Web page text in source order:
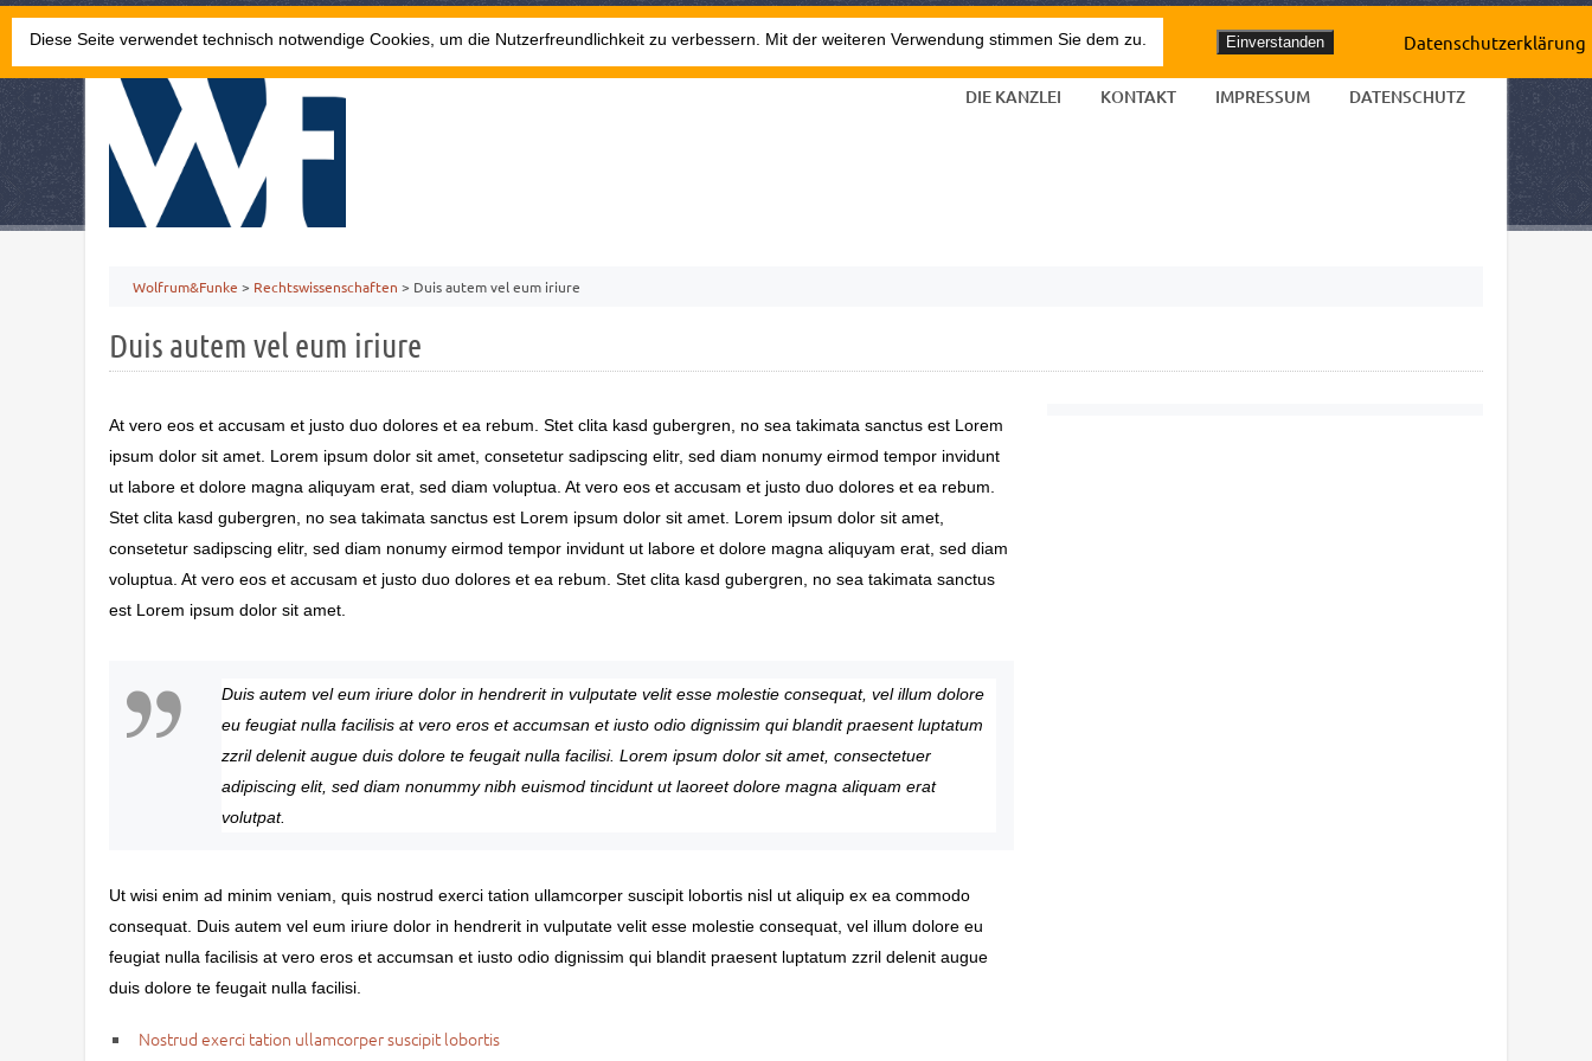
THEATERSTRASSE 13 · 52062 AACHEN
DIE KANZLEI KONTAKT IMPRESSUM DATENSCHUTZ
Wolfrum&Funke > Rechtswissenschaften > Duis autem vel eum iriure
Duis autem vel eum iriure
At vero eos et accusam et justo duo dolores et ea rebum. Stet clita kasd gubergren, no sea takimata sanctus est Lorem
ipsum dolor sit amet. Lorem ipsum dolor sit amet, consetetur sadipscing elitr, sed diam nonumy eirmod tempor invidunt
ut labore et dolore magna aliquyam erat, sed diam voluptua. At vero eos et accusam et justo duo dolores et ea rebum.
Stet clita kasd gubergren, no sea takimata sanctus est Lorem ipsum dolor sit amet. Lorem ipsum dolor sit amet,
consetetur sadipscing elitr, sed diam nonumy eirmod tempor invidunt ut labore et dolore magna aliquyam erat, sed diam
voluptua. At vero eos et accusam et justo duo dolores et ea rebum. Stet clita kasd gubergren, no sea takimata sanctus
est Lorem ipsum dolor sit amet.
Duis autem vel eum iriure dolor in hendrerit in vulputate velit esse molestie consequat, vel illum dolore
eu feugiat nulla facilisis at vero eros et accumsan et iusto odio dignissim qui blandit praesent luptatum
zzril delenit augue duis dolore te feugait nulla facilisi. Lorem ipsum dolor sit amet, consectetuer
adipiscing elit, sed diam nonummy nibh euismod tincidunt ut laoreet dolore magna aliquam erat
volutpat.
Ut wisi enim ad minim veniam, quis nostrud exerci tation ullamcorper suscipit lobortis nisl ut aliquip ex ea commodo
consequat. Duis autem vel eum iriure dolor in hendrerit in vulputate velit esse molestie consequat, vel illum dolore eu
feugiat nulla facilisis at vero eros et accumsan et iusto odio dignissim qui blandit praesent luptatum zzril delenit augue
duis dolore te feugait nulla facilisi.
Nostrud exerci tation ullamcorper suscipit lobortis
Diese Seite verwendet technisch notwendige Cookies, um die Nutzerfreundlichkeit zu verbessern. Mit der weiteren Verwendung stimmen Sie dem zu. Einverstanden Datenschutzerklärung